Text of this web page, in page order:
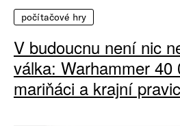
počítačové hry
V budoucnu není nic
válka: Warhammer
mariňáci a krajní